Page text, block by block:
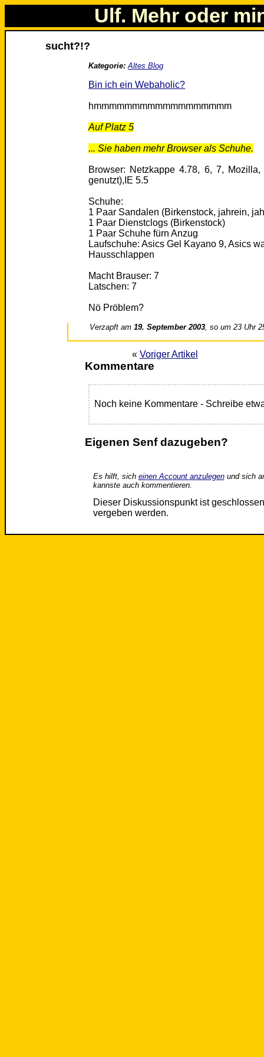
Ulf. Mehr oder
sucht?!?
Kategorie: Altes Blog
Bin ich ein Webaholic?
hmmmmmmmmmmmmmmmmmm
Auf Platz 5
... Sie haben mehr Browser als Schuhe.
Browser: Netzkappe 4.78, 6, 7,
genutzt),IE 5.5
Schuhe:
1 Paar Sandalen (Birkenstock, jahrein,
1 Paar Dienstclogs (Birkenstock)
1 Paar Schuhe fürn Anzug
Laufschuhe: Asics Gel Kayano 9, Asics
Hausschlappen
Macht Brauser: 7
Latschen: 7
Nö Pröblem?
Verzapft am19. September 2003, so um 23 Uhr
« Voriger Artikel
Kommentare
Noch keine Kommentare - Schreibe
Eigenen Senf dazugeben?
Es hilft, sich einen Account anzulegenund sich
kannste auch kommentieren.
Dieser Diskussionspunkt ist
vergeben werden.